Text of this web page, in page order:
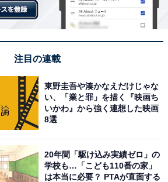
入試、実際どれくらい有利に
の私立中学約300校のうち、英検取
置、英語選択入試を採用している
該当するのは四谷大塚・日能研の偏
が中心です。
注目の連載
東野圭吾や湊かなえだけじゃな
い、「業と罪」を描く『映画ち
いかわ』から強く連想した映画
8選
20年間「駆け込み実績ゼロ」の
学校も…「こども110番の家」
は本当に必要？ PTAが直面する